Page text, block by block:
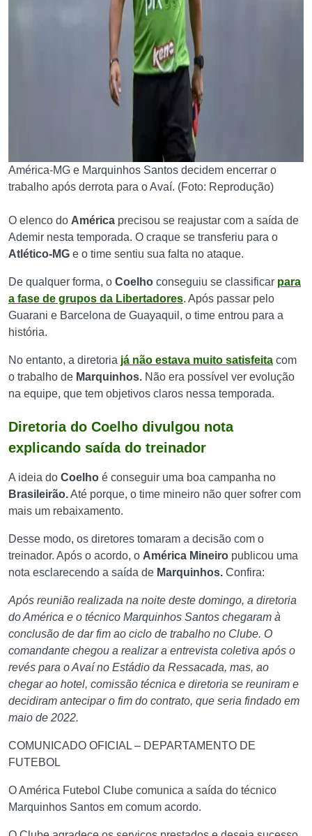
América-MG e Marquinhos Santos decidem encerrar o
trabalho após derrota para o Avaí. (Foto: Reprodução)
O elenco do América precisou se reajustar com a saída de
Ademir nesta temporada. O craque se transferiu para o
Atlético-MG e o time sentiu sua falta no ataque.
De qualquer forma, o Coelho conseguiu se classificar para
a fase de grupos da Libertadores. Após passar pelo
Guarani e Barcelona de Guayaquil, o time entrou para a
história.
No entanto, a diretoria já não estava muito satisfeita com
o trabalho de Marquinhos. Não era possível ver evolução
na equipe, que tem objetivos claros nessa temporada.
Diretoria do Coelho divulgou nota
explicando saída do treinador
A ideia do Coelho é conseguir uma boa campanha no
Brasileirão.Até porque, o time mineiro não quer sofrer com
mais um rebaixamento.
Desse modo, os diretores tomaram a decisão com o
treinador. Após o acordo, o América Mineiro publicou uma
nota esclarecendo a saída de Marquinhos. Confira:
Após reunião realizada na noite deste domingo, a diretoria
do América e o técnico Marquinhos Santos chegaram à
conclusão de dar fim ao ciclo de trabalho no Clube. O
comandante chegou a realizar a entrevista coletiva após o
revés para o Avaí no Estádio da Ressacada, mas, ao
chegar ao hotel, comissão técnica e diretoria se reuniram e
decidiram antecipar o fim do contrato, que seria findado em
maio de 2022.
COMUNICADO OFICIAL – DEPARTAMENTO DE
FUTEBOL
O América Futebol Clube comunica a saída do técnico
Marquinhos Santos em comum acordo.